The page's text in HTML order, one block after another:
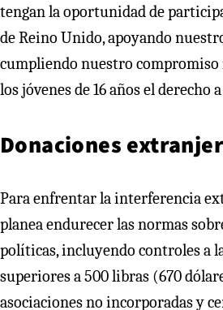
tengan la oportunidad de
de Reino Unido, apoyando
cumpliendo nuestro compromiso
los jóvenes de 16 años el derecho
Donaciones
Para enfrentar la interferencia
planea endurecer las normas
políticas, incluyendo controles a
superiores a 500 libras (670
asociaciones no incorporadas y